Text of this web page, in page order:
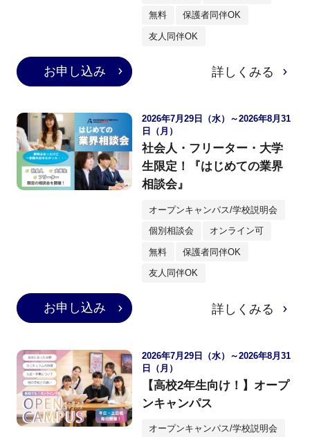
無料 保護者同伴OK
友人同伴OK
お申し込み 詳しくみる
2026年7月29日（水）～2026年8月31
日（月）
社会人・フリーター・大学
生限定！『はじめての業界
相談会』
オープンキャンパス/学校説明会
個別相談会 オンライン可
無料 保護者同伴OK
友人同伴OK
お申し込み 詳しくみる
2026年7月29日（水）～2026年8月31
日（月）
【高校2年生向け！】オープ
ンキャンパス
オープンキャンパス/学校説明会